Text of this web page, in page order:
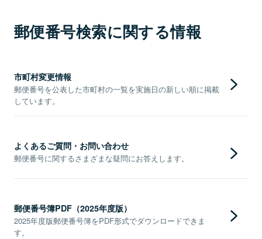
郵便番号検索に関する情報
市町村変更情報
郵便番号を公表した市町村の一覧を実施日の新しい順に掲載
しています。
よくあるご質問・お問い合わせ
郵便番号に関するさまざまな疑問にお答えします。
郵便番号簿PDF（2025年度版）
2025年度版郵便番号簿をPDF形式でダウンロードできま
す。